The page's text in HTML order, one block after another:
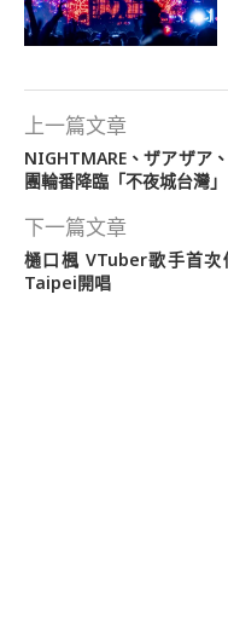
上一篇文章
NIGHTMARE、ザアザア
團輪番降臨「不夜城台灣」
下一篇文章
樋口楓 VTuber歌手首
Taipei開唱